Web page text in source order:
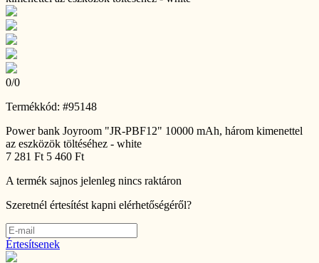
0/0
Termékkód: #95148
Power bank Joyroom "JR-PBF12" 10000 mAh, három kimenettel
az eszközök töltéséhez - white
7 281 Ft 5 460 Ft
A termék sajnos jelenleg nincs raktáron
Szeretnél értesítést kapni elérhetőségéről?
Értesítsenek